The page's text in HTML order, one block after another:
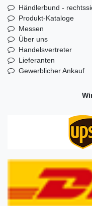
Händlerbund -
Produkt-Kataloge
Messen
Über uns
Handelsvertreter
Lieferanten
Gewerblicher Ankauf